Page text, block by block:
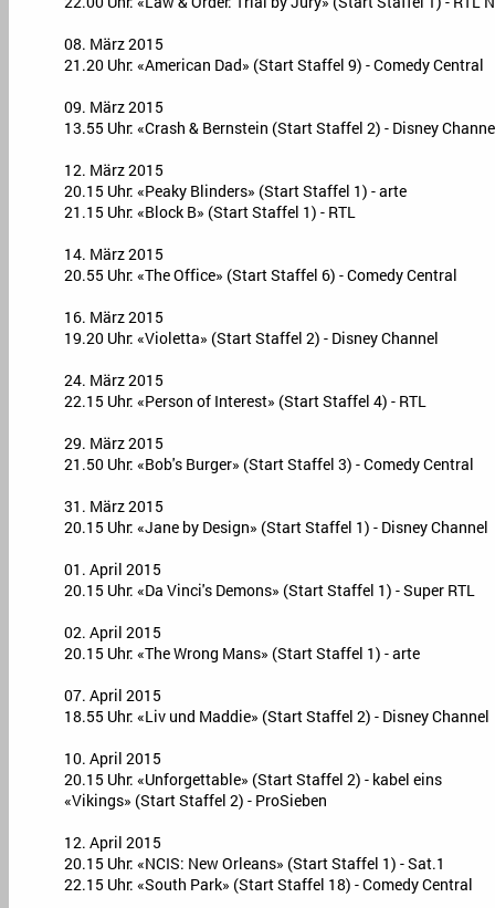
08. März 2015
21.20 Uhr: «American Dad» (Start Staffel 9) - Comedy Central
09. März 2015
13.55 Uhr: «Crash & Bernstein (Start Staffel 2) - Disney
12. März 2015
20.15 Uhr: «Peaky Blinders» (Start Staffel 1) - arte
21.15 Uhr: «Block B» (Start Staffel 1) - RTL
14. März 2015
20.55 Uhr: «The Office» (Start Staffel 6) - Comedy Central
16. März 2015
19.20 Uhr: «Violetta» (Start Staffel 2) - Disney Channel
24. März 2015
22.15 Uhr: «Person of Interest» (Start Staffel 4) - RTL
29. März 2015
21.50 Uhr: «Bob's Burger» (Start Staffel 3) - Comedy Central
31. März 2015
20.15 Uhr: «Jane by Design» (Start Staffel 1) - Disney Channel
01. April 2015
20.15 Uhr: «Da Vinci's Demons» (Start Staffel 1) - Super RTL
02. April 2015
20.15 Uhr: «The Wrong Mans» (Start Staffel 1) - arte
07. April 2015
18.55 Uhr: «Liv und Maddie» (Start Staffel 2) - Disney Channel
10. April 2015
20.15 Uhr: «Unforgettable» (Start Staffel 2) - kabel eins
«Vikings» (Start Staffel 2) - ProSieben
12. April 2015
20.15 Uhr: «NCIS: New Orleans» (Start Staffel 1) - Sat.1
22.15 Uhr: «South Park» (Start Staffel 18) - Comedy Central